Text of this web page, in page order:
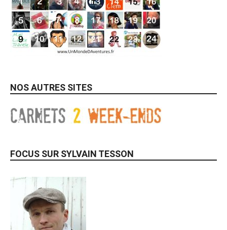
NOS AUTRES SITES
FOCUS SUR SYLVAIN TESSON